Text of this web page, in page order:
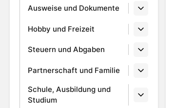
Ausweise und Dokumente
Hobby und Freizeit
Steuern und Abgaben
Partnerschaft und Familie
Schule, Ausbildung und
Studium